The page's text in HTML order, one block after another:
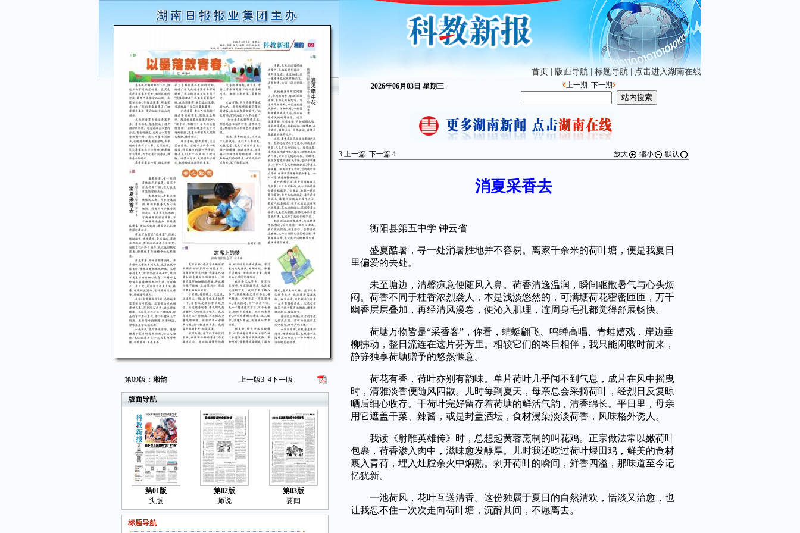
第09版： 湘韵 上一版3 4下一版
版面导航
第01版
头版
第02版
师说
第03版
要闻
标题导航
首页 版面导航 标题导航 点击进入湖南在线
2026年06月03日 星期三 上一期 下一期
3 上一篇 下一篇 4 放大 缩小 默认
消夏采香去
衡阳县第五中学 钟云省
盛夏酷暑，寻一处消暑胜地并不容易。离家千余米的荷叶塘，便是我夏日
里偏爱的去处。
未至塘边，清馨凉意便随风入鼻。荷香清逸温润，瞬间驱散暑气与心头烦
闷。荷香不同于桂香浓烈袭人，本是浅淡悠然的，可满塘荷花密密匝匝，万千
幽香层层叠加，再经清风漫卷，便沁入肌理，连周身毛孔都觉得舒展畅快。
荷塘万物皆是“采香客”，你看，蜻蜓翩飞、鸣蝉高唱、青蛙嬉戏，岸边垂
柳拂动，整日流连在这片芬芳里。相较它们的终日相伴，我只能闲暇时前来，
静静独享荷塘赠予的悠然惬意。
荷花有香，荷叶亦别有韵味。单片荷叶几乎闻不到气息，成片在风中摇曳
时，清雅淡香便随风四散。儿时每到夏天，母亲总会采摘荷叶，经烈日反复晾
晒后细心收存。干荷叶完好留存着荷塘的鲜活气韵，清香绵长。平日里，母亲
用它遮盖干菜、辣酱，或是封盖酒坛，食材浸染淡淡荷香，风味格外诱人。
我读《射雕英雄传》时，总想起黄蓉烹制的叫花鸡。正宗做法常以嫩荷叶
包裹，荷香渗入肉中，滋味愈发醇厚。儿时我还吃过荷叶煨田鸡，鲜美的食材
裹入青荷，埋入灶膛余火中焖熟。剥开荷叶的瞬间，鲜香四溢，那味道至今记
忆犹新。
一池荷风，花叶互送清香。这份独属于夏日的自然清欢，恬淡又治愈，也
让我忍不住一次次走向荷叶塘，沉醉其间，不愿离去。